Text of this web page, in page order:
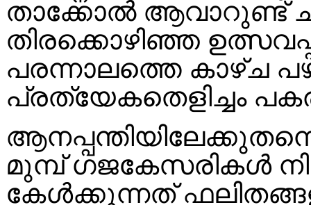
താക്കോൽ ആവാറുണ്ട്
തിരക്കൊഴിഞ്ഞ
പരന്നാലത്തെ കാഴ്ച
പ്രത്യേകതെളിച്ചം
മുമ്പ് ഗജകേസരികൾ
കേൾക്കുന്നത്